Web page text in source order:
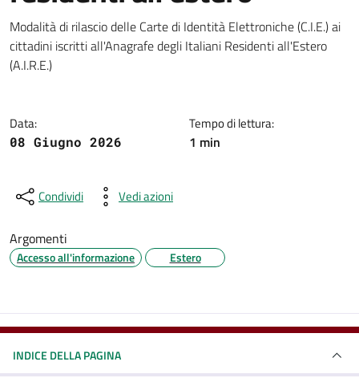
Dettagli della notizia
Modalità di rilascio delle Carte di Identità Elettroniche (C.I.E.) ai
cittadini iscritti all'Anagrafe degli Italiani Residenti all'Estero
(A.I.R.E.)
Data:
08 Giugno 2026
Tempo di lettura:
1 min
Condividi Vedi azioni
Argomenti
Accesso all'informazione Estero
INDICE DELLA PAGINA